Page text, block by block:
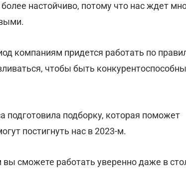
настойчиво, потому что нас ждет
компаниям придется работать по
чтобы быть
подготовила подборку, которая поможет
постигнуть нас в 2023-м.
сможете работать уверенно даже в